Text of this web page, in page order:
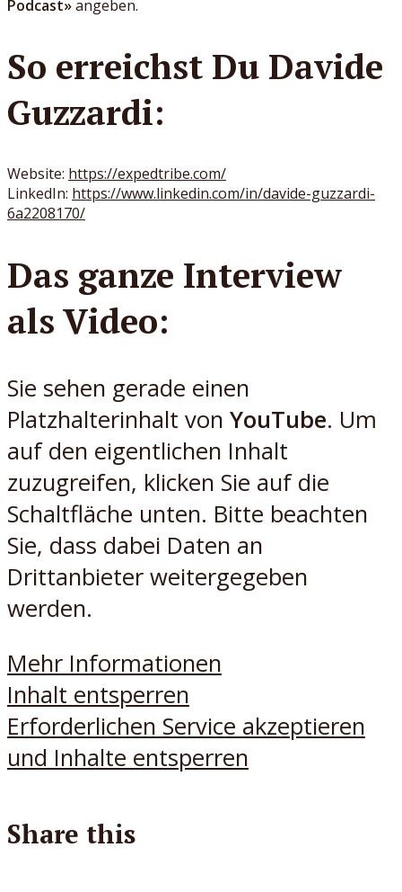
Podcast»angeben.
So erreichst Du Davide
Guzzardi:
Website: https://expedtribe.com/
LinkedIn: https://www.linkedin.com/in/davide-guzzardi-
6a2208170/
Das ganze Interview
als Video:
Sie sehen gerade einen
Platzhalterinhalt von YouTube. Um
auf den eigentlichen Inhalt
zuzugreifen, klicken Sie auf die
Schaltfläche unten. Bitte beachten
Sie, dass dabei Daten an
Drittanbieter weitergegeben
werden.
Mehr Informationen
Inhalt entsperren
Erforderlichen Service akzeptieren
und Inhalte entsperren
Share this